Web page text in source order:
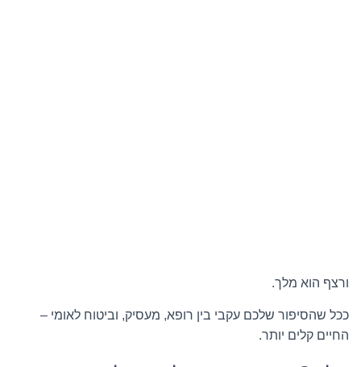
ורצף הוא מלך.
ככל שהסיפור שלכם עקבי בין רופא, מעסיק, וביטוח לאומי –
החיים קלים יותר.